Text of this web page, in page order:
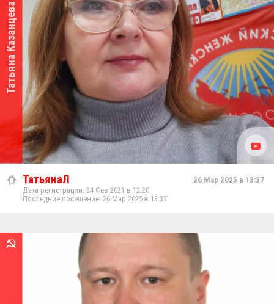
Татьяна Казанцева
ТатьянаЛ
26 Мар 2025 в 13:37
Дата регистрации: 24 Фев 2021 в 12:20
Последние посещение: 26 Мар 2025 в 13:37